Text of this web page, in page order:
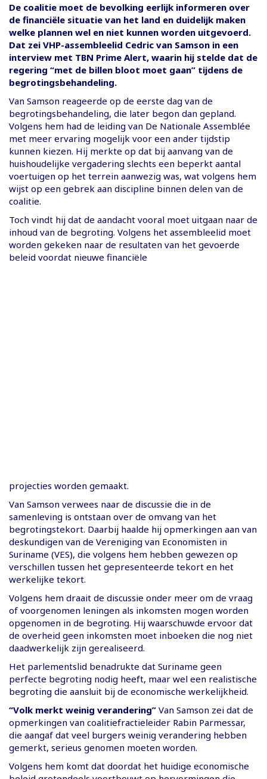
De coalitie moet de bevolking eerlijk informeren over
de financiële situatie van het land en duidelijk maken
welke plannen wel en niet kunnen worden uitgevoerd.
Dat zei VHP-assembleelid Cedric van Samson in een
interview met TBN Prime Alert, waarin hij stelde dat de
regering “met de billen bloot moet gaan” tijdens de
begrotingsbehandeling.
Van Samson reageerde op de eerste dag van de
begrotingsbehandeling, die later begon dan gepland.
Volgens hem had de leiding van De Nationale Assemblée
met meer ervaring mogelijk voor een ander tijdstip
kunnen kiezen. Hij merkte op dat bij aanvang van de
huishoudelijke vergadering slechts een beperkt aantal
voertuigen op het terrein aanwezig was, wat volgens hem
wijst op een gebrek aan discipline binnen delen van de
coalitie.
Toch vindt hij dat de aandacht vooral moet uitgaan naar de
inhoud van de begroting. Volgens het assembleelid moet
worden gekeken naar de resultaten van het gevoerde
beleid voordat nieuwe financiële
projecties worden gemaakt.
Van Samson verwees naar de discussie die in de
samenleving is ontstaan over de omvang van het
begrotingstekort. Daarbij haalde hij opmerkingen aan van
deskundigen van de Vereniging van Economisten in
Suriname (VES), die volgens hem hebben gewezen op
verschillen tussen het gepresenteerde tekort en het
werkelijke tekort.
Volgens hem draait de discussie onder meer om de vraag
of voorgenomen leningen als inkomsten mogen worden
opgenomen in de begroting. Hij waarschuwde ervoor dat
de overheid geen inkomsten moet inboeken die nog niet
daadwerkelijk zijn gerealiseerd.
Het parlementslid benadrukte dat Suriname geen
perfecte begroting nodig heeft, maar wel een realistische
begroting die aansluit bij de economische werkelijkheid.
“Volk merkt weinig verandering” Van Samson zei dat de
opmerkingen van coalitiefractieleider Rabin Parmessar,
die aangaf dat veel burgers weinig verandering hebben
gemerkt, serieus genomen moeten worden.
Volgens hem komt dat doordat het huidige economische